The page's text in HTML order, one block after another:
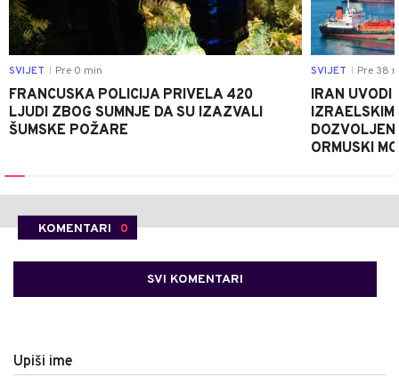
SVIJET Pre 0 min
FRANCUSKA POLICIJA PRIVELA 420
LJUDI ZBOG SUMNJE DA SU IZAZVALI
ŠUMSKE POŽARE
SVIJET Pre 38
IRAN UVODI
IZRAELSKIM
ORMUSKI
KOMENTARI 0
SVI KOMENTARI
Upiši ime